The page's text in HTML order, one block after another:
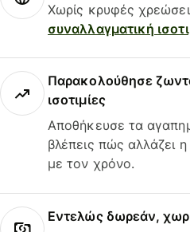
Χωρίς κρυφές
συναλλαγματική
Παρακολούθησε
ισοτιμίες
Αποθήκευσε τα
βλέπεις πώς αλλάζει η
με τον χρόνο.
Εντελώς δωρεάν,